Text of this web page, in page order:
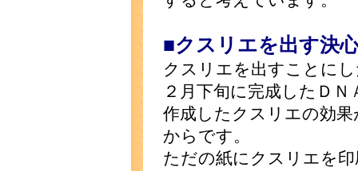
■クスリエを出す決
クスリエを出すことに
２月下旬に完成したＤ
作成したクスリエの効
からです。
ただの紙にクスリエを